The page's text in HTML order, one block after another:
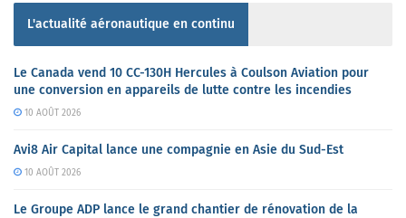
L'actualité aéronautique en continu
Le Canada vend 10 CC-130H Hercules à Coulson Aviation pour
une conversion en appareils de lutte contre les incendies
10 AOÛT 2026
Avi8 Air Capital lance une compagnie en Asie du Sud-Est
10 AOÛT 2026
Le Groupe ADP lance le grand chantier de rénovation de la